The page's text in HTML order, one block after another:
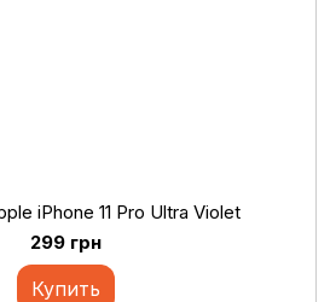
iPhone 11 Pro Ultra Violet
299 грн
Купить